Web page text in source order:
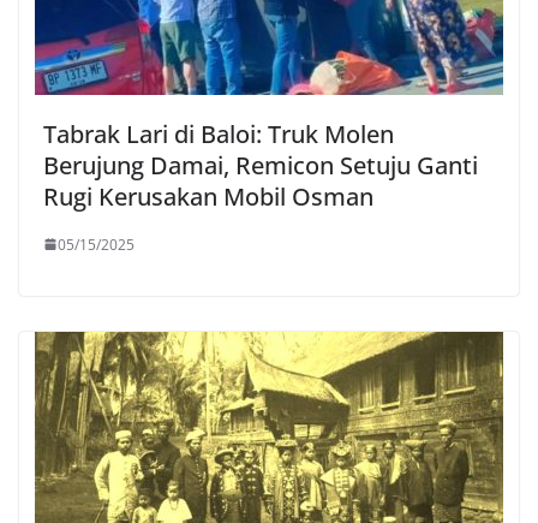
Tabrak Lari di Baloi: Truk Molen
Berujung Damai, Remicon Setuju Ganti
Rugi Kerusakan Mobil Osman
05/15/2025